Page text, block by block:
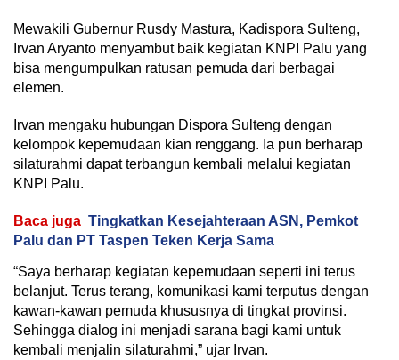
Mewakili Gubernur Rusdy Mastura, Kadispora Sulteng,
Irvan Aryanto menyambut baik kegiatan KNPI Palu yang
bisa mengumpulkan ratusan pemuda dari berbagai
elemen.
Irvan mengaku hubungan Dispora Sulteng dengan
kelompok kepemudaan kian renggang. Ia pun berharap
silaturahmi dapat terbangun kembali melalui kegiatan
KNPI Palu.
Baca juga Tingkatkan Kesejahteraan ASN, Pemkot
Palu dan PT Taspen Teken Kerja Sama
“Saya berharap kegiatan kepemudaan seperti ini terus
belanjut. Terus terang, komunikasi kami terputus dengan
kawan-kawan pemuda khususnya di tingkat provinsi.
Sehingga dialog ini menjadi sarana bagi kami untuk
kembali menjalin silaturahmi,” ujar Irvan.